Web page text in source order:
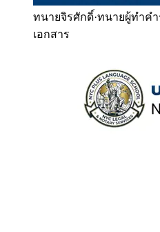
ทนายจิรศักดิ์·ทนายผู้ทำค
เอกสาร